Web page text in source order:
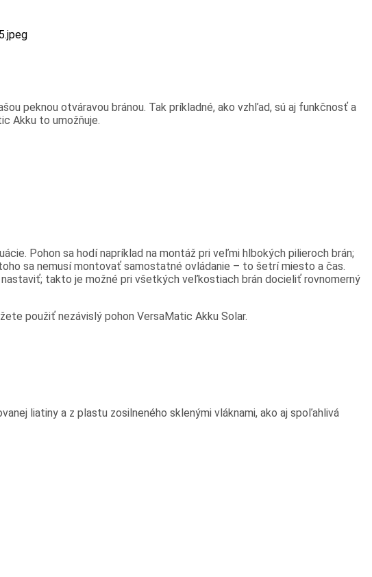
peknou otváravou bránou. Tak príkladné, ako vzhľad, sú aj funkčnosť a
Akku to umožňuje.
Pohon sa hodí napríklad na montáž pri veľmi hlbokých pilieroch brán;
sa nemusí montovať samostatné ovládanie – to šetrí miesto a čas.
takto je možné pri všetkých veľkostiach brán docieliť rovnomerný
použiť nezávislý pohon VersaMatic Akku Solar.
liatiny a z plastu zosilneného sklenými vláknami, ako aj spoľahlivá